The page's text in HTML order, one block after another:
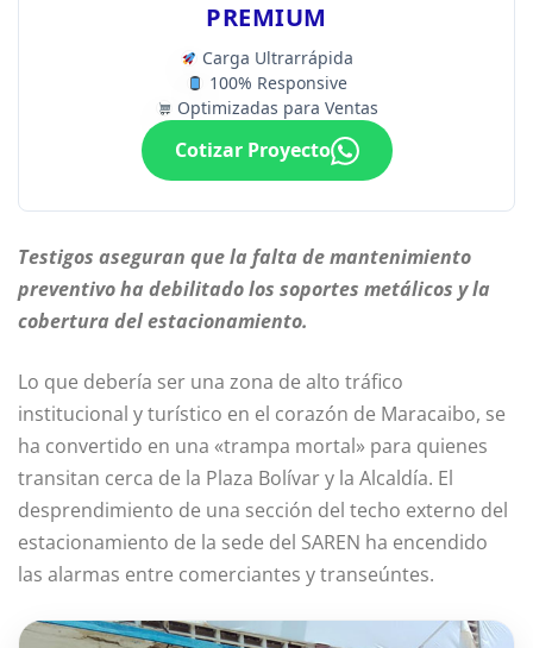
PREMIUM
Carga Ultrarrápida
100% Responsive
Optimizadas para Ventas
Cotizar Proyecto
Testigos aseguran que la falta de mantenimiento
preventivo ha debilitado los soportes metálicos y la
cobertura del estacionamiento.
Lo que debería ser una zona de alto tráfico
institucional y turístico en el corazón de Maracaibo, se
ha convertido en una «trampa mortal» para quienes
transitan cerca de la Plaza Bolívar y la Alcaldía. El
desprendimiento de una sección del techo externo del
estacionamiento de la sede del SAREN ha encendido
las alarmas entre comerciantes y transeúntes.